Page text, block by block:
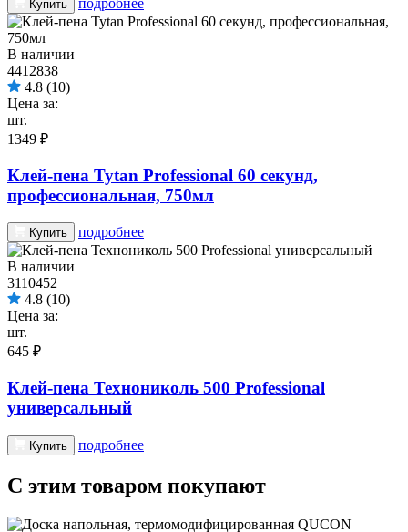
Купить
В наличии
4412838
4.8 (10)
Цена за:
шт.
1349 ₽
Клей-пена Tytan Professional 60 секунд,
профессиональная, 750мл
Купить подробнее
В наличии
3110452
4.8 (10)
Цена за:
шт.
645 ₽
Клей-пена Технониколь 500 Professional
универсальный
Купить подробнее
С этим товаром покупают